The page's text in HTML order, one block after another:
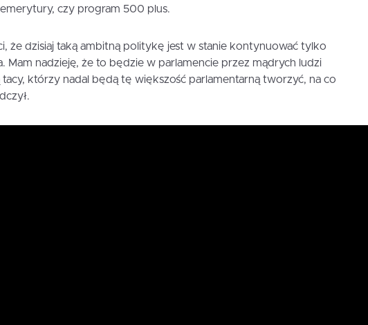
emerytury, czy program 500 plus.
że dzisiaj taką ambitną politykę jest w stanie kontynuować tylko
Mam nadzieję, że to będzie w parlamencie przez mądrych ludzi
tacy, którzy nadal będą tę większość parlamentarną tworzyć, na co